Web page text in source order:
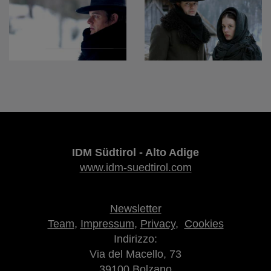
IDM Südtirol - Alto Adige
www.idm-suedtirol.com
Newsletter
Team, Impressum, Privacy, Cookies
Indirizzo:
Via del Macello, 73